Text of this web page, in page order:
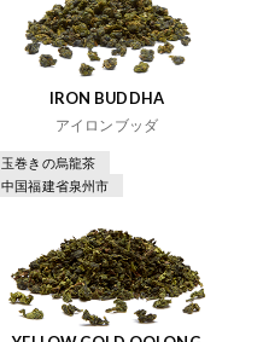
IRON BUDDHA
アイロンブッダ
玉巻きの烏龍茶
中国福建省泉州市